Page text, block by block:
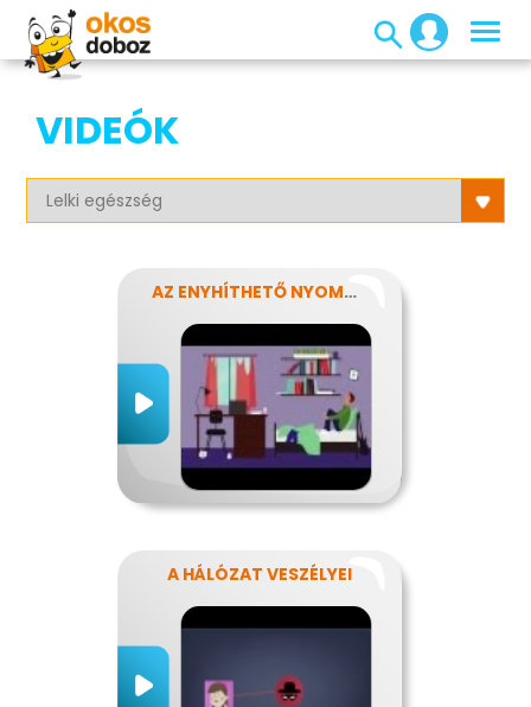
VIDEÓK
AZ ENYHÍTHETŐ NYOMÁS - STRESSZ
A HÁLÓZAT VESZÉLYEI